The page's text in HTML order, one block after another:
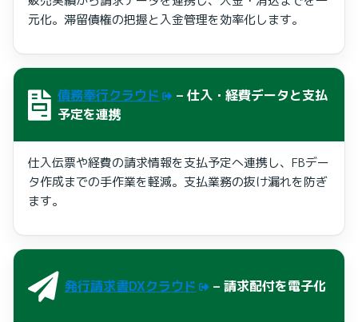
元化。滞留債権の把握と入金管理を効率化します。
債務奉行クラウド
– 仕入・経費データと支払
予定を連携
仕入伝票や経費の請求情報を支払予定へ連携し、FBデー
タ作成までの手作業を軽減。支払業務の抜け漏れを防ぎ
ます。
発行請求書DXクラウド – 請求配付を電子化